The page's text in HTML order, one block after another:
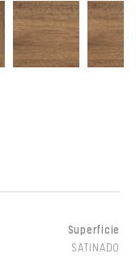
Superficie
SATINADO